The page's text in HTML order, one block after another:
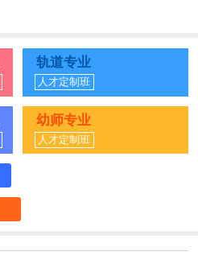
轨道专业
人才定制班
幼师专业
人才定制班